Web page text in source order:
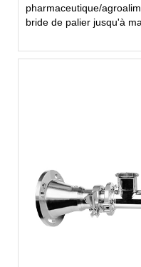
pharmaceutique/
bride de palier jusqu'à